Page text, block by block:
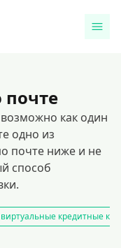
как один
одно из
почте ниже и не
способ
виртуальные кредитные